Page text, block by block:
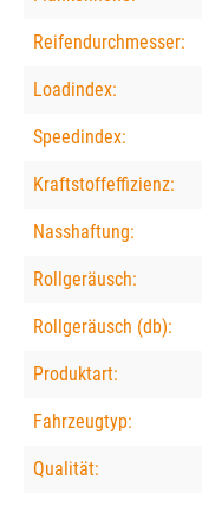
Reifendurchmesser:
Loadindex:
Speedindex:
Kraftstoffeffizienz:
Nasshaftung:
Rollgeräusch:
Rollgeräusch (db):
Produktart:
Fahrzeugtyp:
Qualität: